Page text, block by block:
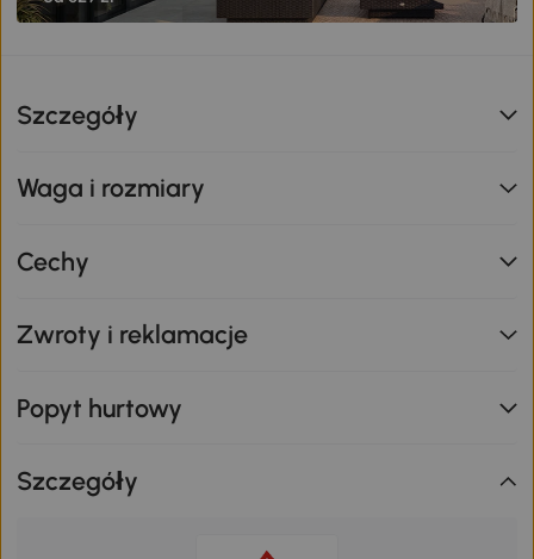
Szczegóły
Waga i rozmiary
Cechy
Zwroty i reklamacje
Popyt hurtowy
Szczegóły